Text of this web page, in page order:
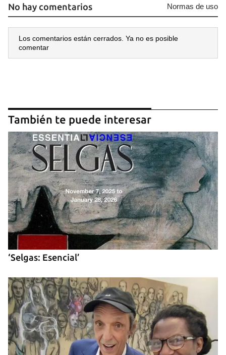
Guardar como favorito
Para poder guardar como favorito, primero has de
iniciar sesión con tu cuenta de 14ymedio.
INICIAR SESIÓN CANCELAR
No hay comentarios Normas de uso
Los comentarios están cerrados. Ya no es posible
comentar
También te puede interesar
‘Selgas: Esencial’